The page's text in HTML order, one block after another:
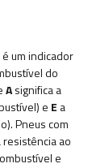
um indicador
do
Asignifica a
e E a
Pneus com
ao
e